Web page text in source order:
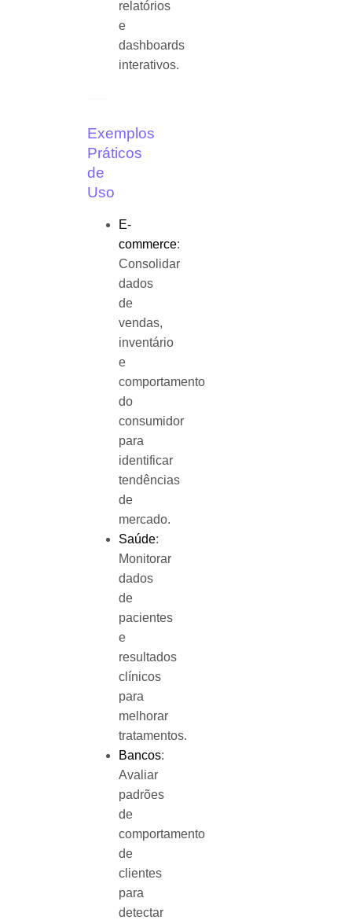
relatórios
e
dashboards
interativos.
Exemplos
Práticos
de
Uso
E-
commerce:
Consolidar
dados
de
vendas,
inventário
e
comportamento
do
consumidor
para
identificar
tendências
de
mercado.
Saúde:
Monitorar
dados
de
pacientes
e
resultados
clínicos
para
melhorar
tratamentos.
Bancos:
Avaliar
padrões
de
comportamento
de
clientes
para
detectar